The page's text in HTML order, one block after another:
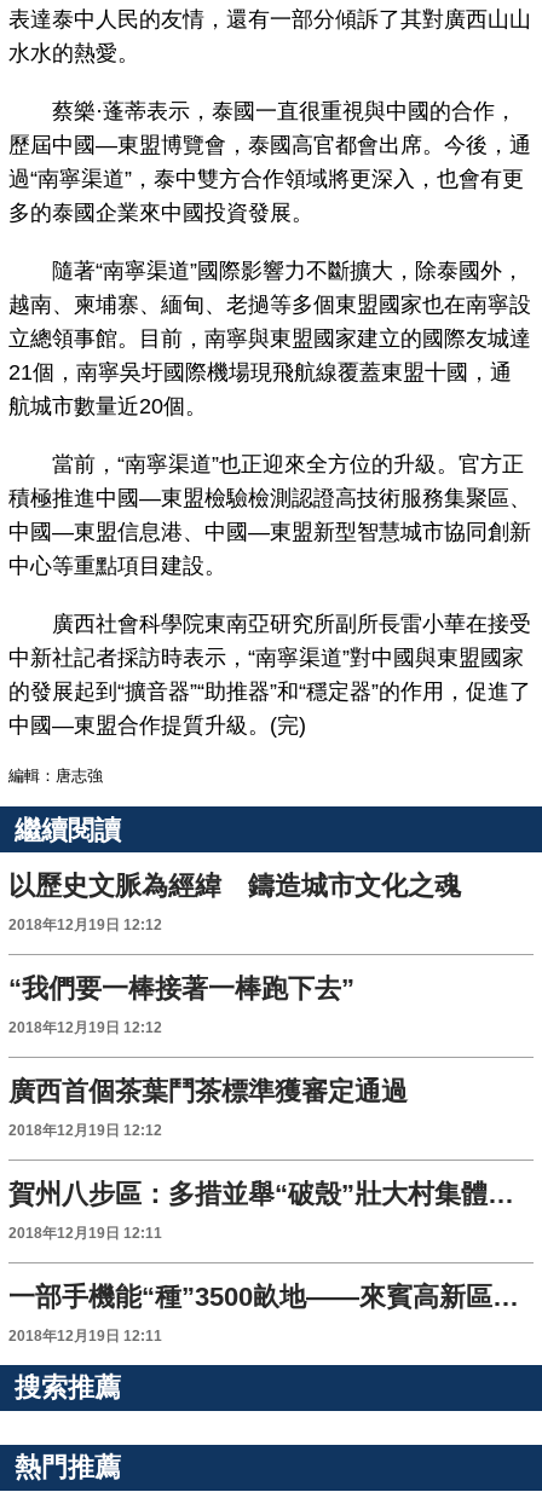
表達泰中人民的友情，還有一部分傾訴了其對廣西山山
水水的熱愛。
蔡樂·蓬蒂表示，泰國一直很重視與中國的合作，
歷屆中國—東盟博覽會，泰國高官都會出席。今後，通
過“南寧渠道”，泰中雙方合作領域將更深入，也會有更
多的泰國企業來中國投資發展。
隨著“南寧渠道”國際影響力不斷擴大，除泰國外，
越南、柬埔寨、緬甸、老撾等多個東盟國家也在南寧設
立總領事館。目前，南寧與東盟國家建立的國際友城達
21個，南寧吳圩國際機場現飛航線覆蓋東盟十國，通
航城市數量近20個。
當前，“南寧渠道”也正迎來全方位的升級。官方正
積極推進中國—東盟檢驗檢測認證高技術服務集聚區、
中國—東盟信息港、中國—東盟新型智慧城市協同創新
中心等重點項目建設。
廣西社會科學院東南亞研究所副所長雷小華在接受
中新社記者採訪時表示，“南寧渠道”對中國與東盟國家
的發展起到“擴音器”“助推器”和“穩定器”的作用，促進了
中國—東盟合作提質升級。(完)
編輯：唐志強
繼續閱讀
以歷史文脈為經緯 鑄造城市文化之魂
2018年12月19日 12:12
“我們要一棒接著一棒跑下去”
2018年12月19日 12:12
廣西首個茶葉鬥茶標準獲審定通過
2018年12月19日 12:12
賀州八步區：多措並舉“破殼”壯大村集體經濟
2018年12月19日 12:11
一部手機能“種”3500畝地——來賓高新區培育發展新動能觀察
2018年12月19日 12:11
搜索推薦
熱門推薦